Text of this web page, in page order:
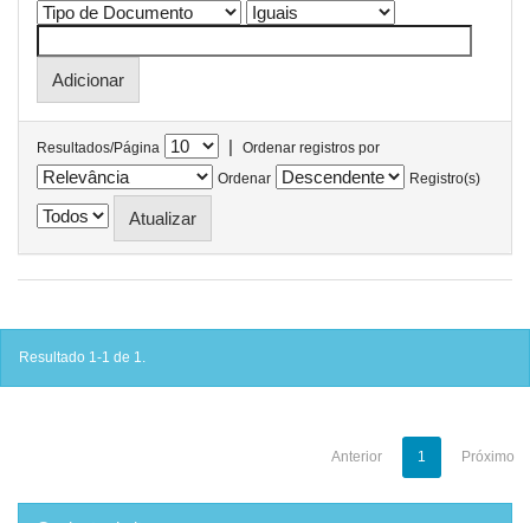
Resultados/Página |
Ordenar registros por
Ordenar
Registro(s)
Resultado 1-1 de 1.
Anterior 1 Próximo